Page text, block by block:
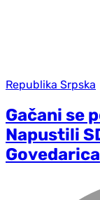
Republika Srpska
Gačani se
Napustili
Govedarica